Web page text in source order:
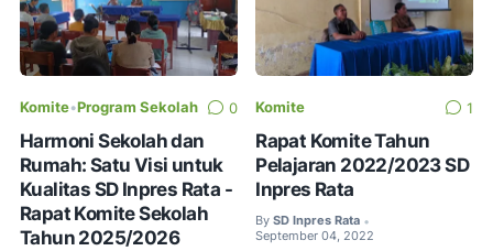
Komite•Program Sekolah 0
Harmoni Sekolah dan
Rumah: Satu Visi untuk
Kualitas SD Inpres Rata -
Rapat Komite Sekolah
Tahun 2025/2026
Komite 1
Rapat Komite Tahun
Pelajaran 2022/2023 SD
Inpres Rata
By SD Inpres Rata •
September 04, 2022